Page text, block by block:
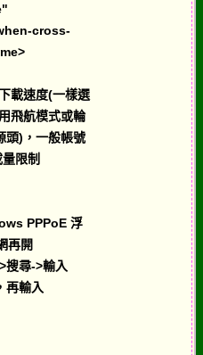
cross-
載速度(一樣選
飛航模式或輪
頭)，一般帳號
限制
PPPoE 浮
再開
尋->輸入
輸入